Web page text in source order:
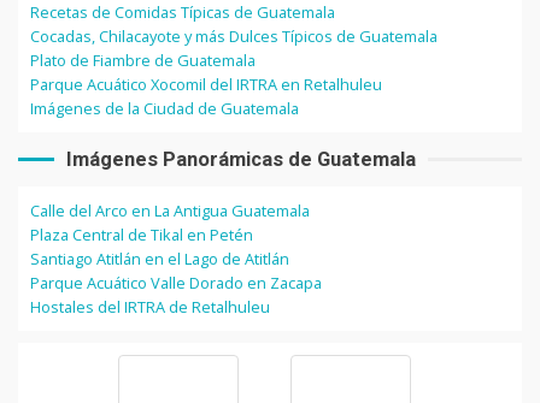
Recetas de Comidas Típicas de Guatemala
Cocadas, Chilacayote y más Dulces Típicos de Guatemala
Plato de Fiambre de Guatemala
Parque Acuático Xocomil del IRTRA en Retalhuleu
Imágenes de la Ciudad de Guatemala
Imágenes Panorámicas de Guatemala
Calle del Arco en La Antigua Guatemala
Plaza Central de Tikal en Petén
Santiago Atitlán en el Lago de Atitlán
Parque Acuático Valle Dorado en Zacapa
Hostales del IRTRA de Retalhuleu